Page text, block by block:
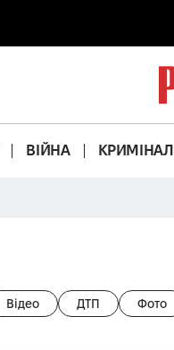
ВІЙНА КРИМІНАЛ
Відео ДТП Фото